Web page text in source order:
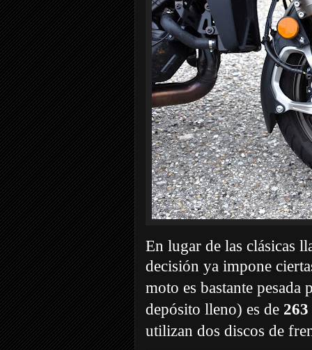
En lugar de las clásicas
decisión ya impone
moto es bastante
depósito lleno) es de
utilizan dos discos de